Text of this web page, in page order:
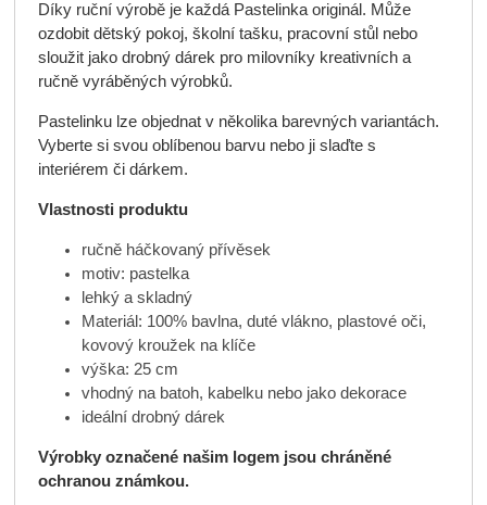
Díky ruční výrobě je každá Pastelinka originál. Může
ozdobit dětský pokoj, školní tašku, pracovní stůl nebo
sloužit jako drobný dárek pro milovníky kreativních a
ručně vyráběných výrobků.
Pastelinku lze objednat v několika barevných variantách.
Vyberte si svou oblíbenou barvu nebo ji slaďte s
interiérem či dárkem.
Vlastnosti produktu
ručně háčkovaný přívěsek
motiv: pastelka
lehký a skladný
Materiál: 100% bavlna, duté vlákno, plastové oči,
kovový kroužek na klíče
výška: 25 cm
vhodný na batoh, kabelku nebo jako dekorace
ideální drobný dárek
Výrobky označené našim logem jsou chráněné
ochranou známkou.